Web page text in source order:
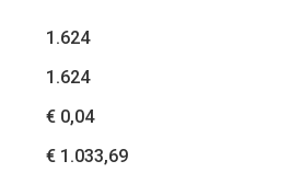
1.624
1.624
€ 0,04
€ 1.033,69